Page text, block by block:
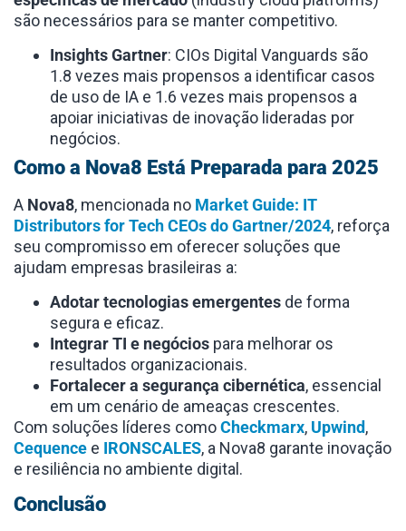
são necessários para se manter competitivo.
Insights Gartner: CIOs Digital Vanguards são
1.8 vezes mais propensos a identificar casos
de uso de IA e 1.6 vezes mais propensos a
apoiar iniciativas de inovação lideradas por
negócios.
Como a Nova8 Está Preparada para 2025
A Nova8, mencionada no Market Guide: IT
Distributors for Tech CEOs do Gartner/2024, reforça
seu compromisso em oferecer soluções que
ajudam empresas brasileiras a:
Adotar tecnologias emergentes de forma
segura e eficaz.
Integrar TI e negócios para melhorar os
resultados organizacionais.
Fortalecer a segurança cibernética, essencial
em um cenário de ameaças crescentes.
Com soluções líderes comoCheckmarx, Upwind,
Cequence e IRONSCALES, a Nova8 garante inovação
e resiliência no ambiente digital.
Conclusão